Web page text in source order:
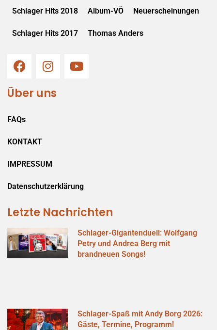
Schlager Hits 2018 Album-VÖ Neuerscheinungen
Schlager Hits 2017 Thomas Anders
Über uns
FAQs
KONTAKT
IMPRESSUM
Datenschutzerklärung
Letzte Nachrichten
Schlager-Gigantenduell: Wolfgang
Petry und Andrea Berg mit
brandneuen Songs!
Schlager-Spaß mit Andy Borg 2026:
Gäste, Termine, Programm!